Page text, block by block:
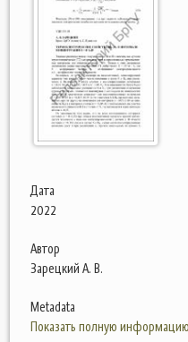
Дата
2022
Автор
Зарецкий А. В.
Metadata
Показать полную информацию